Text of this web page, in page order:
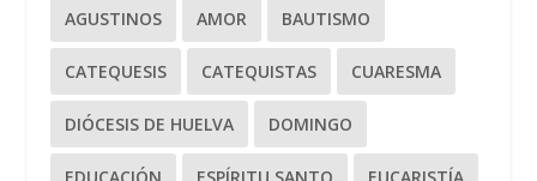
AGUSTINOS AMOR BAUTISMO
CATEQUESIS CATEQUISTAS CUARESMA
DIÓCESIS DE HUELVA DOMINGO
EDUCACIÓN ESPÍRITU SANTO EUCARISTÍA